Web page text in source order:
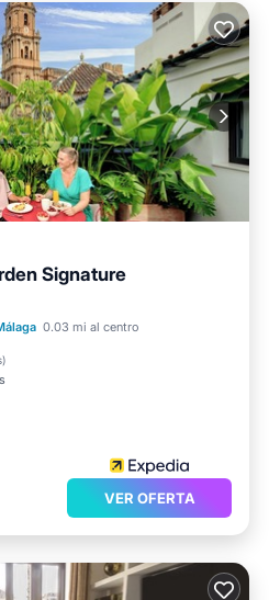
Signature
0.03 mi al centro
)
VER OFERTA